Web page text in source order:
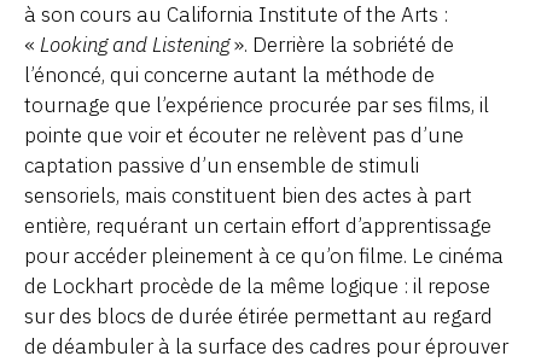
à son cours au California Institute of the Arts :
« Looking and Listening». Derrière la sobriété de
l’énoncé, qui concerne autant la méthode de
tournage que l’expérience procurée par ses films, il
pointe que voir et écouter ne relèvent pas d’une
captation passive d’un ensemble de stimuli
sensoriels, mais constituent bien des actes à part
entière, requérant un certain effort d’apprentissage
pour accéder pleinement à ce qu’on filme. Le cinéma
de Lockhart procède de la même logique : il repose
sur des blocs de durée étirée permettant au regard
de déambuler à la surface des cadres pour éprouver